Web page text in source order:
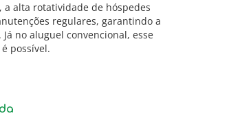
alta rotatividade de hóspedes
regulares, garantindo a
no aluguel convencional, esse
possível.